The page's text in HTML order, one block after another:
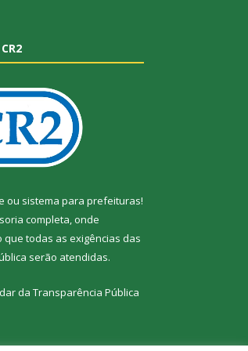
ou sistema para prefeituras!
completa, onde
que todas as exigências das
serão atendidas.
da Transparência Pública